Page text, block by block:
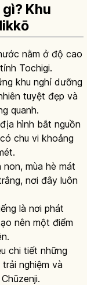
Khu
nằm ở độ cao
Tochigi.
khu nghỉ dưỡng
tuyệt đẹp và
quanh.
hình bắt nguồn
chu vi khoảng
mùa hè mát
nơi đây luôn
là nơi phát
nên một điểm
chi tiết những
nghiệm và